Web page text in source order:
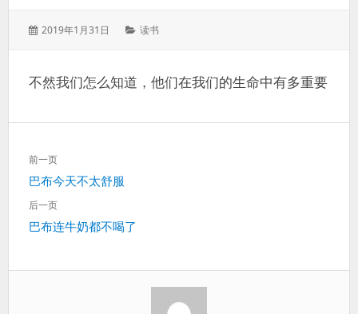
的，
算
发
2019年1月31日
分
读书
不然我们怎么知道，他们在我们的生命中有多重要
文
章
导
航
前一页
上
一
巴布今天不太舒服
后一页
下
巴布连牛奶都不喝了